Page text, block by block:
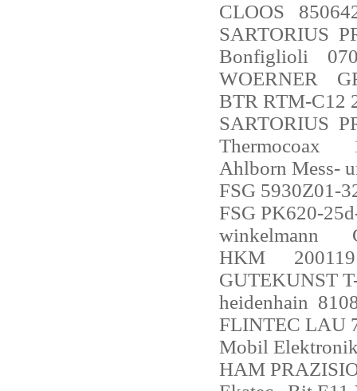
CLOOS
SARTORIUS
Bonfiglioli
WOERNER
BTR RTM-C12
SARTORIUS
Thermocoax
Ahlborn Mess-
FSG 5930Z01-
FSG PK620-
winkelmann
HKM
200119
GUTEKUNST
heidenhain
FLINTEC LAU
Mobil
HAM